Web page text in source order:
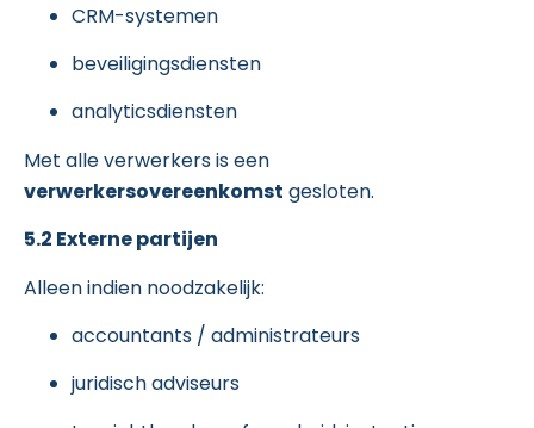
CRM-systemen
beveiligingsdiensten
analyticsdiensten
Met alle verwerkers is een
verwerkersovereenkomst gesloten.
5.2 Externe partijen
Alleen indien noodzakelijk:
accountants / administrateurs
juridisch adviseurs